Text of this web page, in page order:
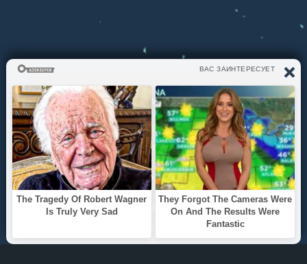
ЧТО СЛУШАЕМ?
ТОП 100
Жанры
ИНФОРМАЦИЯ
Политика конфиденциальности